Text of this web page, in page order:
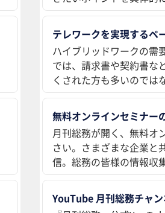
テレワークを実現するペ
ハイブリッドワークの需
では、請求書や契約書な
くされた方も多いのでは
無料オンラインセミナー
月刊総務が開く、無料オ
さい。さまざまな企業と
信。総務の皆様の情報収
YouTube 月刊総務チャ